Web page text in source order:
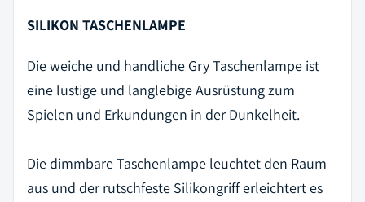
SILIKON TASCHENLAMPE
Die weiche und handliche Gry Taschenlampe ist
eine lustige und langlebige Ausrüstung zum
Spielen und Erkundungen in der Dunkelheit.
Die dimmbare Taschenlampe leuchtet den Raum
aus und der rutschfeste Silikongriff erleichtert es